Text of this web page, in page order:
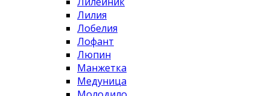
Лилия
Лобелия
Лофант
Люпин
Манжетка
Медуница